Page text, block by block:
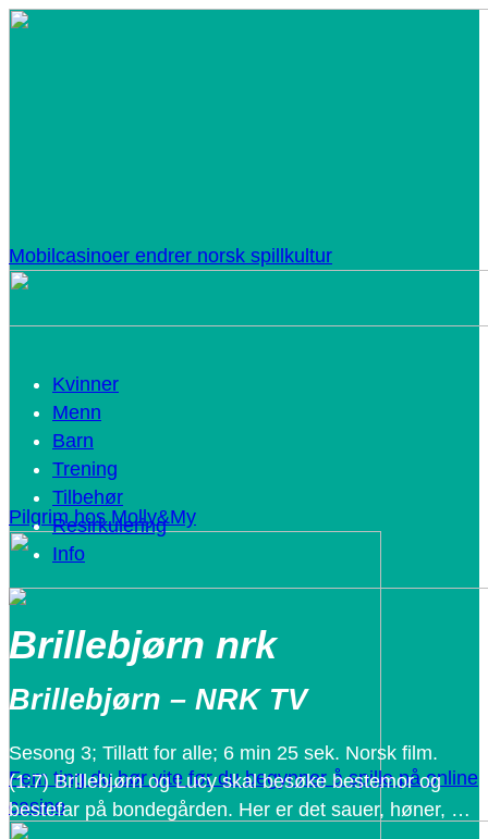
Mobilcasinoer endrer norsk spillkultur
Pilgrim hos Molly&My
Fem ting du bør vite før du begynner å spille på online
casino
Kvinner
Menn
Barn
Trening
Tilbehør
Resirkulering
Info
Brillebjørn nrk
Brillebjørn – NRK TV
Sesong 3; Tillatt for alle; 6 min 25 sek. Norsk film.
(1:7) Brillebjørn og Lucy skal besøke bestemor og
bestefar på bondegården. Her er det sauer, høner, …